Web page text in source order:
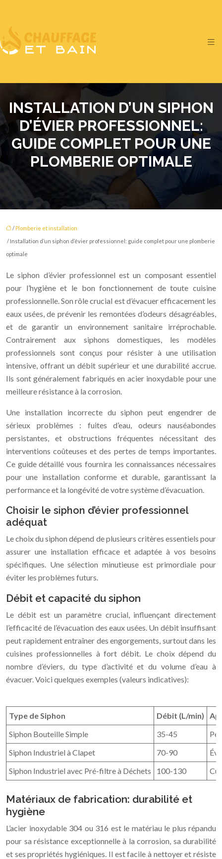
INSTALLATION D’UN SIPHON
D’ÉVIER PROFESSIONNEL:
GUIDE COMPLET POUR UNE
PLOMBERIE OPTIMALE
/ Plomberie et installation
/ Installation d’un siphon d’évier professionnel: guide complet pour une plomberie
optimale
Le siphon d’évier professionnel est un composant essentiel
pour l’hygiène et le bon fonctionnement de toute cuisine
professionnelle. Son rôle crucial est d’évacuer efficacement les
eaux usées, de prévenir les remontées d’odeurs désagréables,
et de garantir un environnement sanitaire irréprochable.
Contrairement aux siphons domestiques, les modèles
professionnels sont conçus pour résister à une utilisation
intensive, offrant un débit supérieur et une durabilité accrue.
Ils sont généralement fabriqués en acier inoxydable pour une
meilleure résistance à la corrosion.
Une installation incorrecte du siphon peut engendrer de
sérieux problèmes : fuites d’eau, odeurs nauséabondes
persistantes, et obstructions fréquentes nécessitant des
interventions coûteuses et des pertes de temps importantes.
Ce guide détaillé vous fournira les connaissances nécessaires
pour une installation conforme et durable, garantissant la
performance et la longévité de votre système d’évacuation.
Choisir le siphon d’évier professionnel
adéquat
Le choix du siphon dépend de plusieurs critères essentiels pour
assurer une installation efficace et adaptée à vos besoins
spécifiques. Une sélection minutieuse est primordiale pour
éviter les problèmes futurs.
Débit et capacité du siphon
Le débit est un paramètre crucial, influençant directement
l’efficacité de l’évacuation des eaux usées. Un débit insuffisant
peut rapidement entraîner des engorgements, surtout dans les
cuisines professionnelles à fort débit. Le choix dépend du
nombre d’éviers, du type d’activité et du volume d’eau à
évacuer. Voici quelques exemples (valeurs indicatives):
Type de Siphon Débit (L/min)
Siphon Bouteille Simple
35-45
Siphon Industriel à Clapet
70-90
Siphon Industriel avec Pré-filtre à Déchets
100-130
Matériaux de fabrication: durabilité et
hygiène
L’acier inoxydable 304 ou 316 est le matériau le plus répandu
pour sa résistance exceptionnelle à la corrosion, sa durabilité
et ses propriétés hygiéniques. Il est facile à nettoyer et résiste